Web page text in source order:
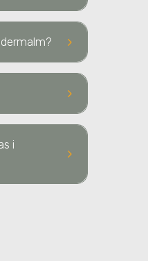
keyboard_arrow_right
?
keyboard_arrow_right
keyboard_arrow_right
i